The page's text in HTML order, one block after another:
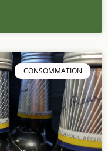
CONSOMMATION